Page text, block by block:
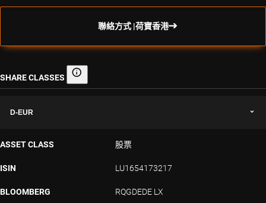
聯絡方式 |荷寶香港
SHARE CLASSES Share classes
D-EUR
ASSET CLASS 股票
ISIN LU1654173217
BLOOMBERG RQGDEDE LX